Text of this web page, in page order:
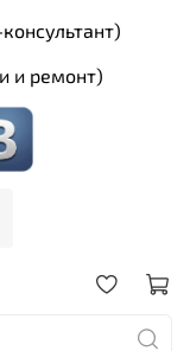
и ремонт)